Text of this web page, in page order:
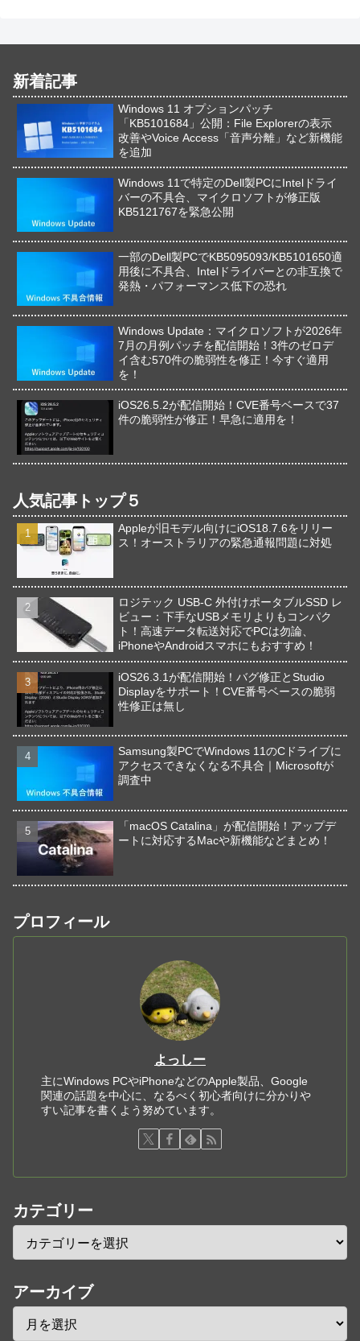
新着記事
Windows 11 オプションパッチ
「KB5101684」公開：File Explorerの表示
改善やVoice Access「音声分離」など新機能
を追加
Windows 11で特定のDell製PCにIntelドライ
バーの不具合、マイクロソフトが修正版
KB5121767を緊急公開
一部のDell製PCでKB5095093/KB5101650適
用後に不具合、Intelドライバーとの非互換で
発熱・パフォーマンス低下の恐れ
Windows Update：マイクロソフトが2026年
7月の月例パッチを配信開始！3件のゼロデ
イ含む570件の脆弱性を修正！今すぐ適用
を！
iOS26.5.2が配信開始！CVE番号ベースで37
件の脆弱性が修正！早急に適用を！
人気記事トップ５
Appleが旧モデル向けにiOS18.7.6をリリー
ス！オーストラリアの緊急通報問題に対処
ロジテック USB-C 外付けポータブルSSD レ
ビュー：下手なUSBメモリよりもコンパク
ト！高速データ転送対応でPCは勿論、
iPhoneやAndroidスマホにもおすすめ！
iOS26.3.1が配信開始！バグ修正とStudio
Displayをサポート！CVE番号ベースの脆弱
性修正は無し
Samsung製PCでWindows 11のCドライブに
アクセスできなくなる不具合｜Microsoftが
調査中
「macOS Catalina」が配信開始！アップデ
ートに対応するMacや新機能などまとめ！
プロフィール
よっしー
主にWindows PCやiPhoneなどのApple製品、Google
関連の話題を中心に、なるべく初心者向けに分かりや
すい記事を書くよう努めています。
カテゴリー
アーカイブ